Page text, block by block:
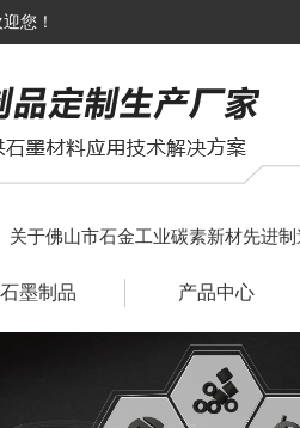
您！
关于佛山市石金工业碳素新材先进
石墨制品 产品中心